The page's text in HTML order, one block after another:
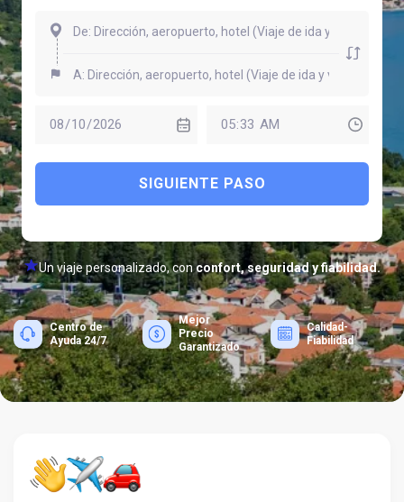
SIGUIENTE PASO
Un viaje personalizado, conconfort, seguridad y fiabilidad.
Centro de
Ayuda 24/7
Mejor
Precio
Garantizado
Calidad-
Fiabilidad